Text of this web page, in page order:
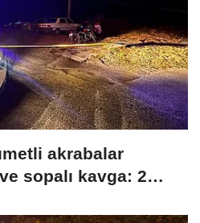
akrabalar
sopalı kavga: 2